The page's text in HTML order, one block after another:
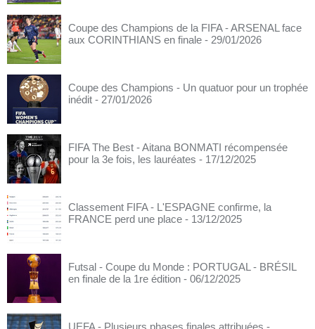
Coupe des Champions de la FIFA - ARSENAL face
aux CORINTHIANS en finale - 29/01/2026
Coupe des Champions - Un quatuor pour un trophée
inédit - 27/01/2026
FIFA The Best - Aitana BONMATI récompensée
pour la 3e fois, les lauréates - 17/12/2025
Classement FIFA - L'ESPAGNE confirme, la
FRANCE perd une place - 13/12/2025
Futsal - Coupe du Monde : PORTUGAL - BRÉSIL
en finale de la 1re édition - 06/12/2025
UEFA - Plusieurs phases finales attribuées -